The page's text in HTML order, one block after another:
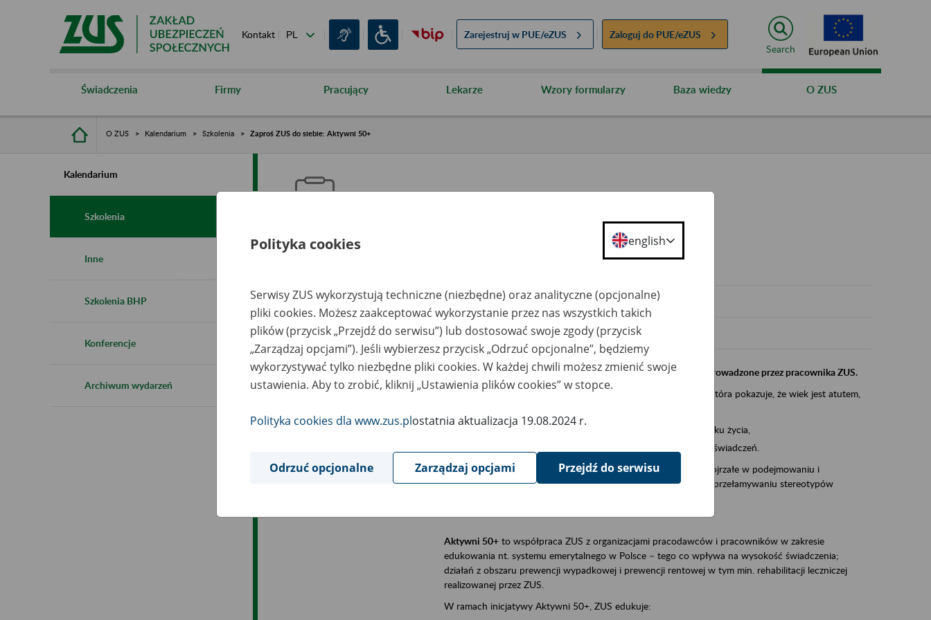
Kontakt Zarejestruj w PUE/eZUS Zaloguj do PUE/eZUS
Search
Świadczenia Firmy Pracujący Lekarze Wzory formularzy Baza wiedzy O ZUS
O ZUS Kalendarium Szkolenia Zaproś ZUS do siebie: Aktywni 50+
Kalendarium
Szkolenia
Inne
Szkolenia BHP
Konferencje
Archiwum wydarzeń
Zaproś ZUS do siebie: Aktywni 50+
Rodzaj wydarzenia Szkolenia
Essential area Aktywni 50+, płatnicy, ubezpieczeni
Event description
Szkolenie stacjonarne w siedzibie firmy, instytucji, urzędu przeprowadzone przez pracownika ZUS.
Aktywni 50+
to inicjatywa Zakładu Ubezpieczeń Społecznych, która pokazuje, że wiek jest atutem,
promocja aktywności zawodowej osób po pięćdziesiątym roku życia,
zachęcanie do świadomego planowania kariery i przyszłych świadczeń.
ZUS przez działania informacyjne i edukacyjne wspiera osoby dojrzałe w podejmowaniu i
kontynuowaniu aktywności zawodowej, dbaniu o zdrowie oraz przełamywaniu stereotypów
Aktywni 50+to współpraca ZUS z organizacjami pracodawców i pracowników w zakresie
edukowania nt. systemu emerytalnego w Polsce – tego co wpływa na wysokość świadczenia;
działań z obszaru prewencji wypadkowej i prewencji rentowej w tym min. rehabilitacji leczniczej
realizowanej przez ZUS.
W ramach inicjatywy Aktywni 50+, ZUS edukuje:
Polityka cookies english
Serwisy ZUS wykorzystują techniczne (niezbędne) oraz analityczne (opcjonalne)
pliki cookies. Możesz zaakceptować wykorzystanie przez nas wszystkich takich
plików (przycisk „Przejdź do serwisu”) lub dostosować swoje zgody (przycisk
„Zarządzaj opcjami”). Jeśli wybierzesz przycisk „Odrzuć opcjonalne”, będziemy
wykorzystywać tylko niezbędne pliki cookies. W każdej chwili możesz zmienić swoje
ustawienia. Aby to zrobić, kliknij „Ustawienia plików cookies” w stopce.
Polityka cookies dla www.zus.plostatnia aktualizacja 19.08.2024 r.
Odrzuć opcjonalne Zarządzaj opcjami Przejdź do serwisu